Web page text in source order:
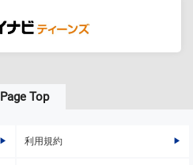
Page Top
利用規約